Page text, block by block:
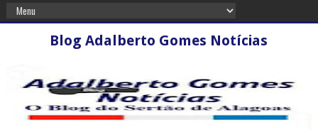
Blog Adalberto Gomes Notícias